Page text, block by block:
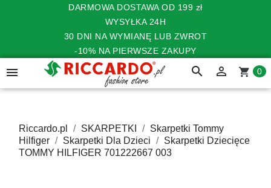
DARMOWA DOSTAWA OD 199 zł
WYSYŁKA 24H
30 DNI NA WYMIANĘ LUB ZWROT
-10% NA PIERWSZE ZAKUPY
 search  shopping_cart 0
Riccardo.pl SKARPETKI
Skarpetki Tommy
Hilfiger
Skarpetki Dla Dzieci
Skarpetki Dziecięce
TOMMY HILFIGER 701222667 003